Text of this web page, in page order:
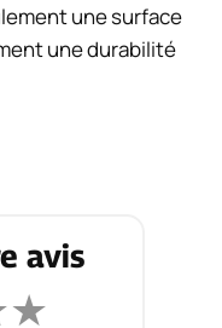
une surface
une durabilité
avis
★